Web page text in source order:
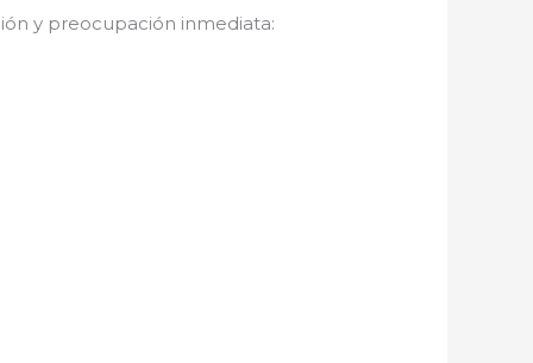
y preocupación inmediata: